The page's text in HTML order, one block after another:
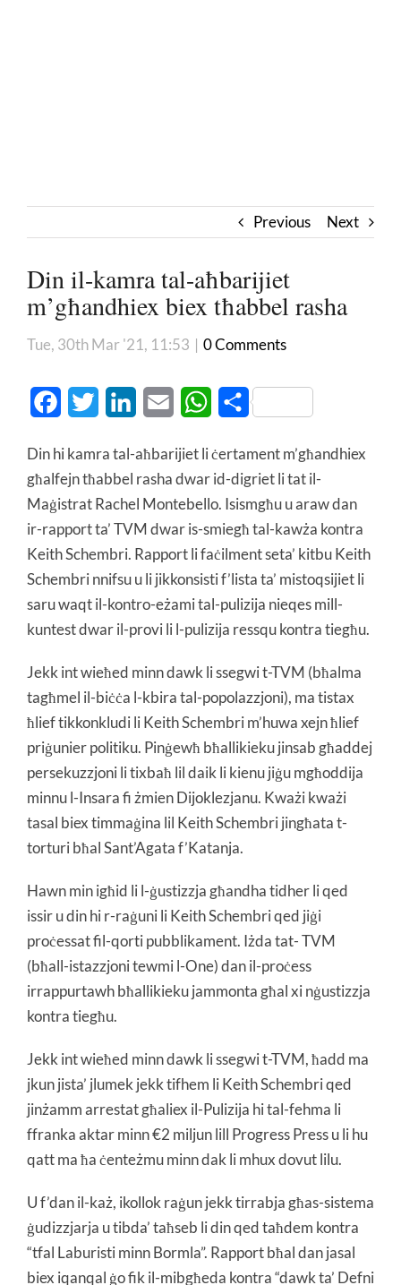
Previous Next
Din il-kamra tal-aħbarijiet
m’għandhiex biex tħabbel rasha
Tue, 30th Mar '21, 11:53 | 0 Comments
FacebookTwitter LinkedInEmail WhatsApp
Share
Din hi kamra tal-aħbarijiet li ċertament m’għandhiex
għalfejn tħabbel rasha dwar id-digriet li tat il-
Maġistrat Rachel Montebello. Isismgħu u araw dan
ir-rapport ta’ TVM dwar is-smiegħ tal-kawża kontra
Keith Schembri. Rapport li faċilment seta’ kitbu Keith
Schembri nnifsu u li jikkonsisti f’lista ta’ mistoqsijiet li
saru waqt il-kontro-eżami tal-pulizija nieqes mill-
kuntest dwar il-provi li l-pulizija ressqu kontra tiegħu.
Jekk int wieħed minn dawk li ssegwi t-TVM (bħalma
tagħmel il-biċċa l-kbira tal-popolazzjoni), ma tistax
ħlief tikkonkludi li Keith Schembri m’huwa xejn ħlief
priġunier politiku. Pinġewħ bħallikieku jinsab għaddej
persekuzzjoni li tixbaħ lil daik li kienu jiġu mgħoddija
minnu l-Insara fi żmien Dijoklezjanu. Kważi kważi
tasal biex timmaġina lil Keith Schembri jingħata t-
torturi bħal Sant’Agata f’Katanja.
Hawn min igħid li l-ġustizzja għandha tidher li qed
issir u din hi r-raġuni li Keith Schembri qed jiġi
proċessat fil-qorti pubblikament. Iżda tat- TVM
(bħall-istazzjoni tewmi l-One) dan il-proċess
irrappurtawh bħallikieku jammonta għal xi nġustizzja
kontra tiegħu.
Jekk int wieħed minn dawk li ssegwi t-TVM, ħadd ma
jkun jista’ jlumek jekk tifhem li Keith Schembri qed
jinżamm arrestat għaliex il-Pulizija hi tal-fehma li
ffranka aktar minn €2 miljun lill Progress Press u li hu
qatt ma ħa ċenteżmu minn dak li mhux dovut lilu.
U f’dan il-każ, ikollok raġun jekk tirrabja għas-sistema
ġudizzjarja u tibda’ taħseb li din qed taħdem kontra
“tfal Laburisti minn Bormla”. Rapport bħal dan jasal
biex iqanqal ġo fik il-mibgħeda kontra “dawk ta’ Defni